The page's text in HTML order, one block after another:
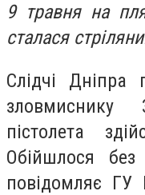
9 травня на
сталася
Слідчі Дніпра
зловмиснику
пістолета
Обійшлося
повідомляє ГУ